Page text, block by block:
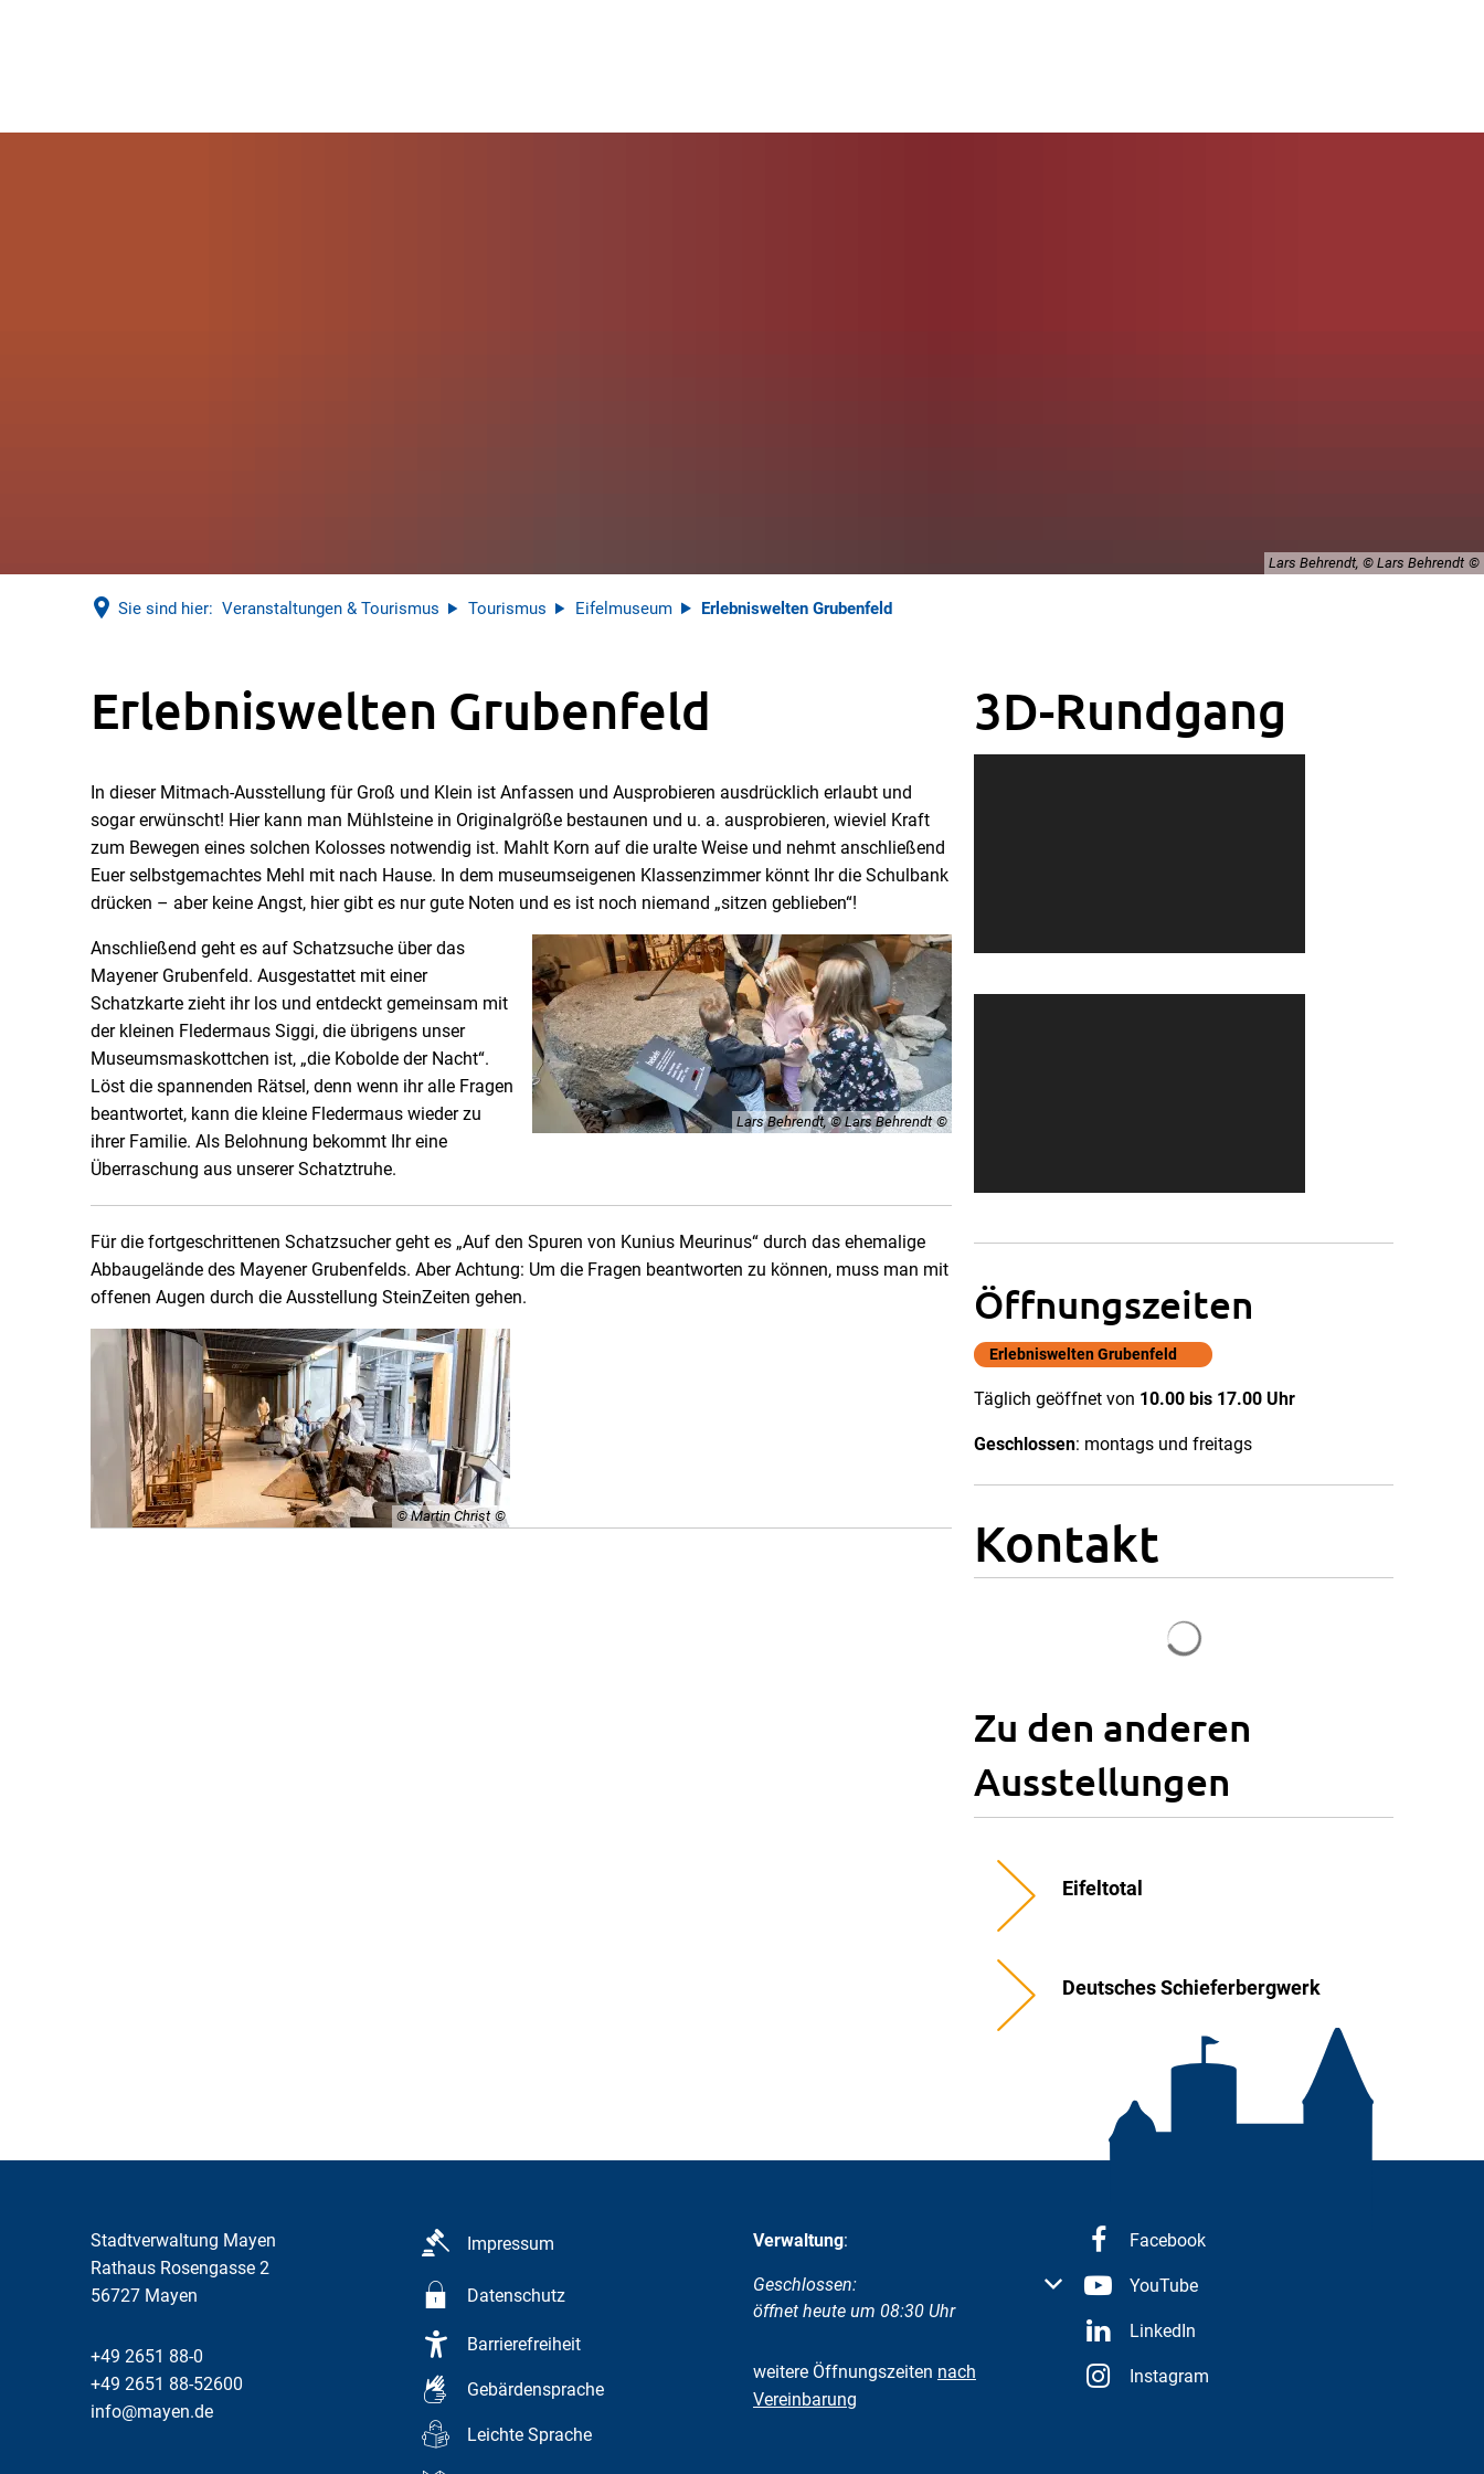
Lars Behrendt, © Lars Behrendt
Sie sind hier: Veranstaltungen & Tourismus Tourismus Eifelmuseum Erlebniswelten Grubenfeld
Erlebniswelten
Grubenfeld
Erlebniswelten Grubenfeld
In dieser Mitmach-Ausstellung für Groß und Klein ist Anfassen und Ausprobieren ausdrücklich erlaubt und
sogar erwünscht! Hier kann man Mühlsteine in Originalgröße bestaunen und u. a. ausprobieren, wieviel Kraft
zum Bewegen eines solchen Kolosses notwendig ist. Mahlt Korn auf die uralte Weise und nehmt anschließend
Euer selbstgemachtes Mehl mit nach Hause. In dem museumseigenen Klassenzimmer könnt Ihr die Schulbank
drücken – aber keine Angst, hier gibt es nur gute Noten und es ist noch niemand „sitzen geblieben“!
Lars Behrendt, © Lars Behrendt
Anschließend geht es auf Schatzsuche über das
Mayener Grubenfeld. Ausgestattet mit einer
Schatzkarte zieht ihr los und entdeckt gemeinsam mit
der kleinen Fledermaus Siggi, die übrigens unser
Museumsmaskottchen ist, „die Kobolde der Nacht“.
Löst die spannenden Rätsel, denn wenn ihr alle Fragen
beantwortet, kann die kleine Fledermaus wieder zu
ihrer Familie. Als Belohnung bekommt Ihr eine
Überraschung aus unserer Schatztruhe.
Für die fortgeschrittenen Schatzsucher geht es „Auf den Spuren von Kunius Meurinus“ durch das ehemalige
Abbaugelände des Mayener Grubenfelds. Aber Achtung: Um die Fragen beantworten zu können, muss man mit
offenen Augen durch die Ausstellung SteinZeiten gehen.
© Martin Christ
3D-Rundgang
Öffnungszeiten
Erlebniswelten Grubenfeld
Täglich geöffnet von 10.00 bis 17.00 Uhr
Geschlossen: montags und freitags
Kontakt
Zu den anderen
Ausstellungen
Eifeltotal
Deutsches Schieferbergwerk
Stadtverwaltung Mayen
Rathaus Rosengasse 2
56727 Mayen
+49 2651 88-0
+49 2651 88-52600
info@mayen.de
Impressum
Datenschutz
Barrierefreiheit
Gebärdensprache
Leichte Sprache
Verwaltung:
Klicken, um weitere Öffnungs- oder Schließzeiten auszublenden
Geschlossen:
öffnet heute um 08:30 Uhr
weitere Öffnungszeiten nach
Vereinbarung
Facebook
YouTube
LinkedIn
Instagram